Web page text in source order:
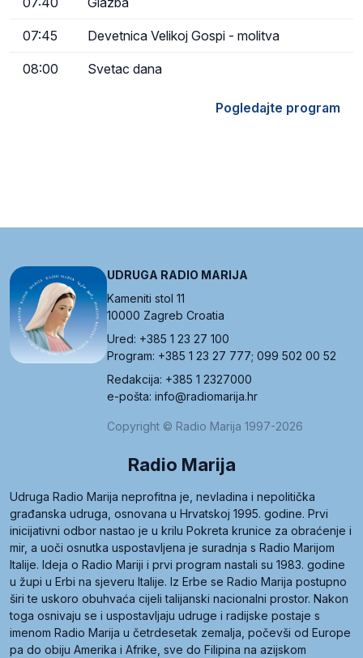
07:45 Devetnica Velikoj Gospi - molitva
08:00 Svetac dana
Pogledajte program
UDRUGA RADIO MARIJA
Kameniti stol 11
10000 Zagreb Croatia
Ured: +385 1 23 27 100
Program: +385 1 23 27 777; 099 502 00 52
Redakcija: +385 1 2327000
e-pošta: info@radiomarija.hr
Copyright © Radio Marija 1997-2026
Radio Marija
Udruga Radio Marija neprofitna je, nevladina i nepolitička
građanska udruga, osnovana u Hrvatskoj 1995. godine. Prvi
inicijativni odbor nastao je u krilu Pokreta krunice za obraćenje i
mir, a uoči osnutka uspostavljena je suradnja s Radio Marijom
Italije. Ideja o Radio Mariji i prvi program nastali su 1983. godine
u župi u Erbi na sjeveru Italije. Iz Erbe se Radio Marija postupno
širi te uskoro obuhvaća cijeli talijanski nacionalni prostor. Nakon
toga osnivaju se i uspostavljaju udruge i radijske postaje s
imenom Radio Marija u četrdesetak zemalja, počevši od Europe
pa do obiju Amerika i Afrike, sve do Filipina na azijskom